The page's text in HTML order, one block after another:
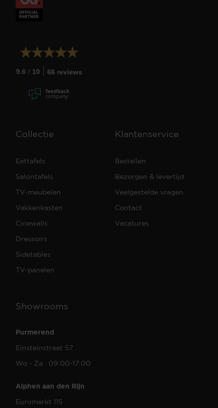
9.6 / 10 66 reviews
Collectie
Eettafels
Salontafels
TV-meubelen
Vakkenkasten
Cinewalls
Dressoirs
Sidetables
TV-panelen
Klantenservice
Bestellen
Bezorgen & levertijd
Veelgestelde vragen
Contact
Vacatures
Showrooms
Purmerend
Einsteinstraat 57
Wo - Za 09:00-17:00
Alphen aan den Rijn
Euromarkt 115